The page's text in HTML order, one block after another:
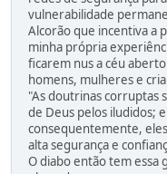
vulnerabilidade
Alcorão que incentiva a
minha própria
ficarem nus a céu
homens, mulheres e
"As doutrinas corruptas
de Deus pelos iludidos;
consequentemente,
alta segurança e
O diabo então tem essa